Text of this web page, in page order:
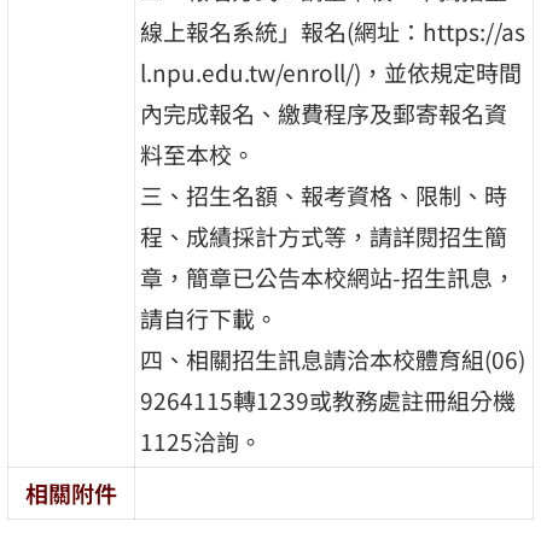
線上報名系統」報名(網址：https://as
l.npu.edu.tw/enroll/)，並依規定時間
內完成報名、繳費程序及郵寄報名資
料至本校。
三、招生名額、報考資格、限制、時
程、成績採計方式等，請詳閱招生簡
章，簡章已公告本校網站-招生訊息，
請自行下載。
四、相關招生訊息請洽本校體育組(06)
9264115轉1239或教務處註冊組分機
1125洽詢。
相關附件